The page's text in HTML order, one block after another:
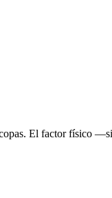
El factor físico